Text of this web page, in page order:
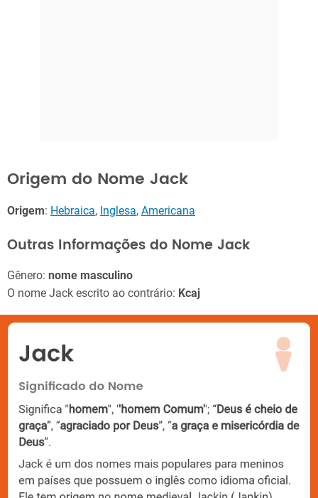
Origem do Nome Jack
Origem: Hebraica, Inglesa, Americana
Outras Informações do Nome Jack
Gênero: nome masculino
O nome Jack escrito ao contrário: Kcaj